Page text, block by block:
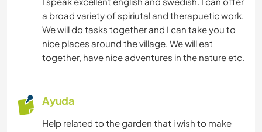
IDIOMAS
JARDINERÍA
a broad variety of spiriutal and therapuetic work.
We will do tasks together and I can take you to
nice places around the village. We will eat
together, have nice adventures in the nature etc.
Ayuda
Help related to the garden that i wish to make